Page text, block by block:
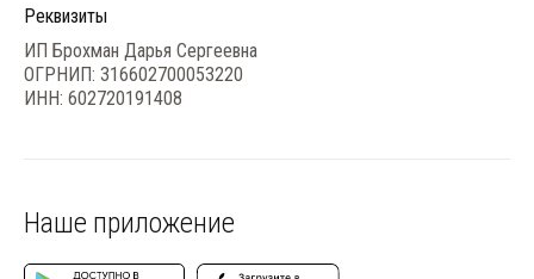
Наше приложение
Реквизиты
ИП Брохман Дарья Сергеевна
ОГРНИП: 316602700053220
ИНН: 602720191408